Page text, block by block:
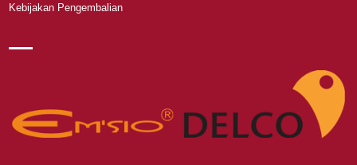
Kebijakan Pengembalian